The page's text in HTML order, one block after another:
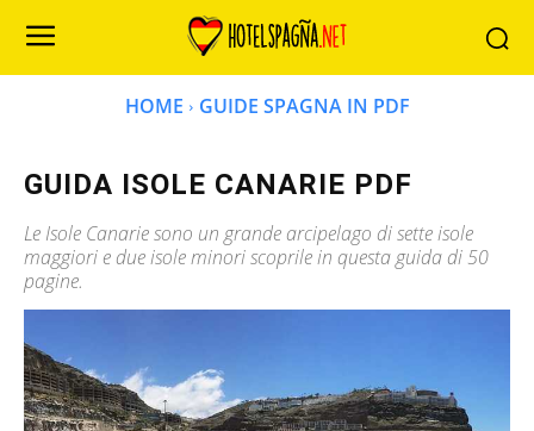
HOME GUIDE SPAGNA IN PDF
GUIDA ISOLE CANARIE PDF
Le Isole Canarie sono un grande arcipelago di sette isole
maggiori e due isole minori scoprile in questa guida di 50
pagine.